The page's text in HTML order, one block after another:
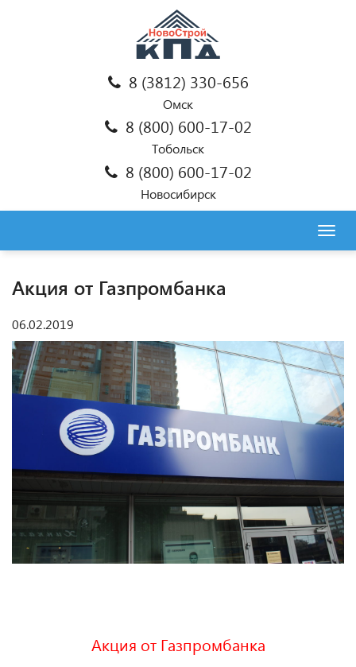
8 (3812) 330-656
Омск
8 (800) 600-17-02
Тобольск
8 (800) 600-17-02
Новосибирск
Акция от Газпромбанка
06.02.2019
Акция от Газпромбанка